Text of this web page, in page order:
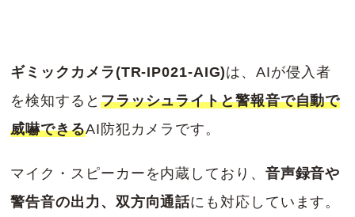
ギミックカメラ(TR-IP021-AIG)は、AIが侵入者
を検知すると フラッシュライトと警報音で自動で
威嚇できるAI防犯カメラです。
マイク・スピーカーを内蔵しており、 音声録音や
警告音の出力、双方向通話にも対応しています。